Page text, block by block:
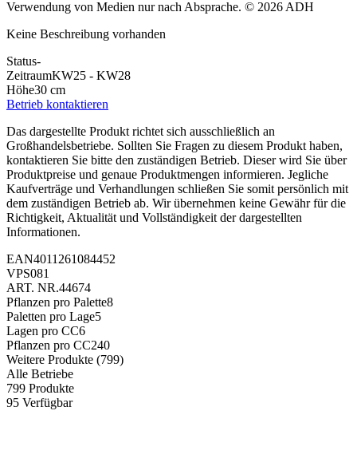
Verwendung von Medien nur nach Absprache. © 2026 ADH
Keine Beschreibung vorhanden
Status-
ZeitraumKW25 - KW28
Höhe30 cm
Betrieb kontaktieren
Das dargestellte Produkt richtet sich ausschließlich an
Großhandelsbetriebe. Sollten Sie Fragen zu diesem Produkt haben,
kontaktieren Sie bitte den zuständigen Betrieb. Dieser wird Sie über
Produktpreise und genaue Produktmengen informieren. Jegliche
Kaufverträge und Verhandlungen schließen Sie somit persönlich mit
dem zuständigen Betrieb ab. Wir übernehmen keine Gewähr für die
Richtigkeit, Aktualität und Vollständigkeit der dargestellten
Informationen.
EAN4011261084452
VPS081
ART. NR.44674
Pflanzen pro Palette8
Paletten pro Lage5
Lagen pro CC6
Pflanzen pro CC240
Weitere Produkte (799)
Alle Betriebe
799 Produkte
95 Verfügbar